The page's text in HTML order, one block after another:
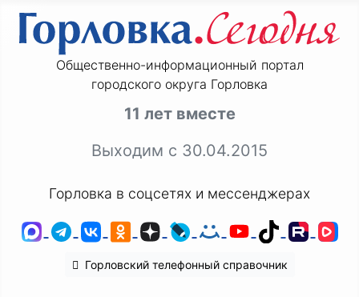
Общественно-информационный портал
городского округа Горловка
11 лет вместе
Выходим с 30.04.2015
Горловка в соцсетях и мессенджерах
MAXTelegram
ВКонтакте
Одноклассники
ДзенLiveJournal
Мой Мир
YouTube
TikTok
Горловский телефонный справочник